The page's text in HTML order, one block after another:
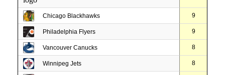
Chicago Blackhawks 9
Philadelphia Flyers 9
Vancouver Canucks 8
Winnipeg Jets 8